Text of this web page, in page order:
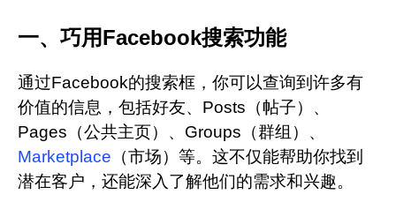
一、巧用Facebook搜索功能
通过Facebook的搜索框，你可以查询到许多有
价值的信息，包括好友、Posts（帖子）、
Pages（公共主页）、Groups（群组）、
Marketplace （市场）等。这不仅能帮助你找到
潜在客户，还能深入了解他们的需求和兴趣。